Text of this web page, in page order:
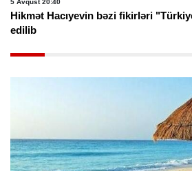
5 Avqust 20:40
Hikmət Hacıyevin bəzi fikirləri
edilib